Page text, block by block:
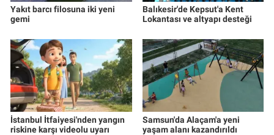
Yakıt barcı filosuna iki yeni
gemi
Balıkesir'de Kepsut'a Kent
Lokantası ve altyapı desteği
İstanbul İtfaiyesi'nden yangın
riskine karşı videolu uyarı
Samsun'da Alaçam'a yeni
yaşam alanı kazandırıldı